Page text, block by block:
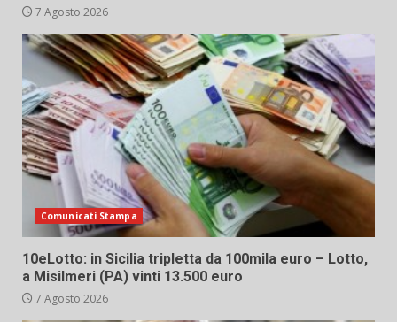
7 Agosto 2026
Comunicati Stampa
10eLotto: in Sicilia tripletta da 100mila euro – Lotto,
a Misilmeri (PA) vinti 13.500 euro
7 Agosto 2026